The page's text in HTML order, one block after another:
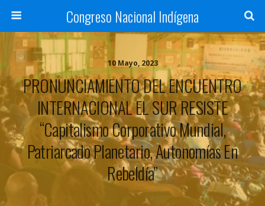
Congreso Nacional Indígena
10 Mayo, 2023
PRONUNCIAMIENTO DEL ENCUENTRO
INTERNACIONAL EL SUR RESISTE
“Capitalismo Corporativo Mundial,
Patriarcado Planetario, Autonomías En
Rebeldía”